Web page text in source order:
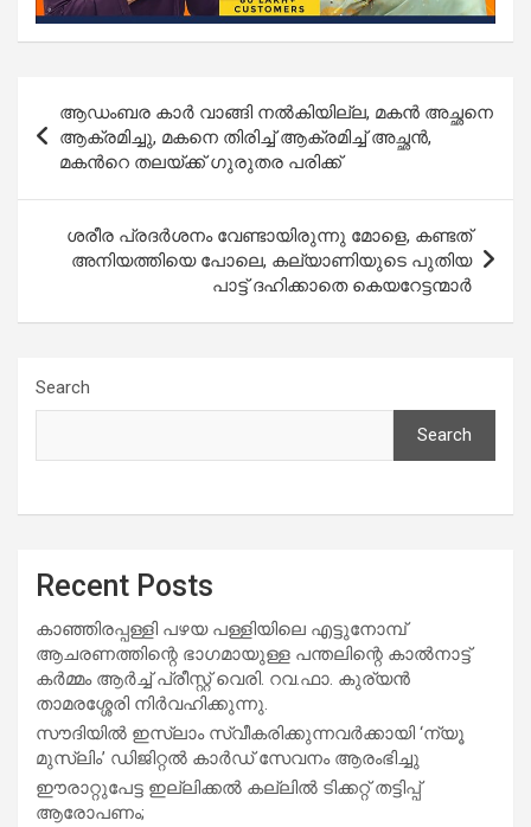
navigation
ആഡംബര കാര്‍ വാങ്ങി നൽകിയില്ല, മകൻ അച്ഛനെ
ആക്രമിച്ചു, മകനെ തിരിച്ച് ആക്രമിച്ച് അച്ഛൻ,
മകന്‍റെ തലയ്ക്ക് ഗുരുതര പരിക്ക്
ശരീര പ്രദർശനം വേണ്ടായിരുന്നു മോളെ, കണ്ടത്
അനിയത്തിയെ പോലെ, കല്യാണിയുടെ പുതിയ
പാട്ട് ദഹിക്കാതെ കെയറേട്ടന്മാര്‍
Search
Search
Recent Posts
കാഞ്ഞിരപ്പള്ളി പഴയ പള്ളിയിലെ എട്ടുനോമ്പ്
ആചരണത്തിന്റെ ഭാഗമായുള്ള പന്തലിന്റെ കാൽനാട്ട്
കർമ്മം ആർച്ച് പ്രീസ്റ്റ് വെരി. റവ.ഫാ. കുര്യൻ
താമരശ്ശേരി നിർവഹിക്കുന്നു.
സൗദിയില്‍ ഇസ്‌ലാം സ്വീകരിക്കുന്നവര്‍ക്കായി ‘ന്യൂ
മുസ്ലിം’ ഡിജിറ്റല്‍ കാര്‍ഡ് സേവനം ആരംഭിച്ചു
ഈരാറ്റുപേട്ട ഇല്ലിക്കൽ കല്ലിൽ ടിക്കറ്റ് തട്ടിപ്പ്
ആരോപണം;